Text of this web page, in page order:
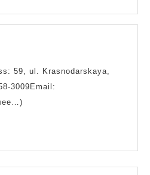
59, ul. Krasnodarskaya,
3009Email: